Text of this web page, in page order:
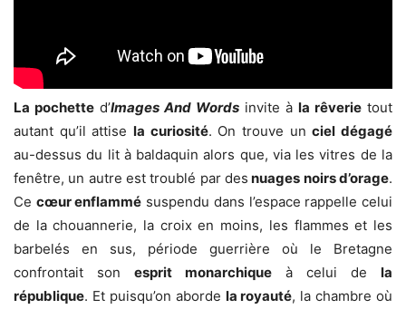
La pochette d’Images And Words invite à la rêverie tout
autant qu’il attise la curiosité. On trouve unciel dégagé
au-dessus du lit à baldaquin alors que, via les vitres de la
fenêtre, un autre est troublé par des nuages noirs d’orage.
Ce cœur enflammé suspendu dans l’espace rappelle celui
de la chouannerie, la croix en moins, les flammes et les
barbelés en sus, période guerrière où le Bretagne
confrontait son esprit monarchique à celui de la
république. Et puisqu’on aborde la royauté, la chambre où